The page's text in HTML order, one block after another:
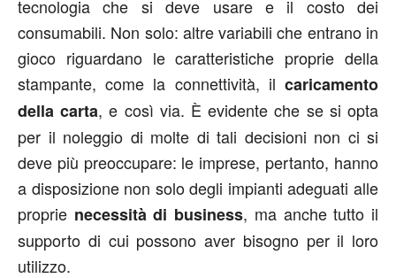
tecnologia che si deve usare e il costo dei
consumabili. Non solo: altre variabili che entrano in
gioco riguardano le caratteristiche proprie della
stampante, come la connettività, il caricamento
della carta, e così via. È evidente che se si opta
per il noleggio di molte di tali decisioni non ci si
deve più preoccupare: le imprese, pertanto, hanno
a disposizione non solo degli impianti adeguati alle
proprie necessità di business, ma anche tutto il
supporto di cui possono aver bisogno per il loro
utilizzo.